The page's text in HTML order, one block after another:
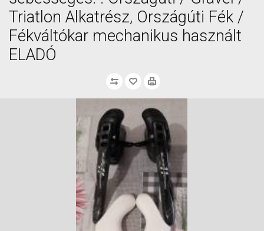
Triatlon Alkatrész, Országúti Fék /
Fékváltókar mechanikus használt
ELADÓ